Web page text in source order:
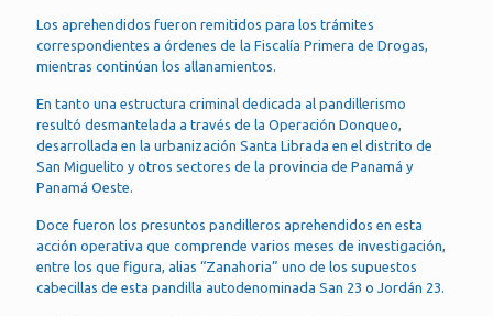
Los aprehendidos fueron remitidos para los trámites
correspondientes a órdenes de la Fiscalía Primera de Drogas,
mientras continúan los allanamientos.
En tanto una estructura criminal dedicada al pandillerismo
resultó desmantelada a través de la Operación Donqueo,
desarrollada en la urbanización Santa Librada en el distrito de
San Miguelito y otros sectores de la provincia de Panamá y
Panamá Oeste.
Doce fueron los presuntos pandilleros aprehendidos en esta
acción operativa que comprende varios meses de investigación,
entre los que figura, alias “Zanahoria” uno de los supuestos
cabecillas de esta pandilla autodenominada San 23 o Jordán 23.